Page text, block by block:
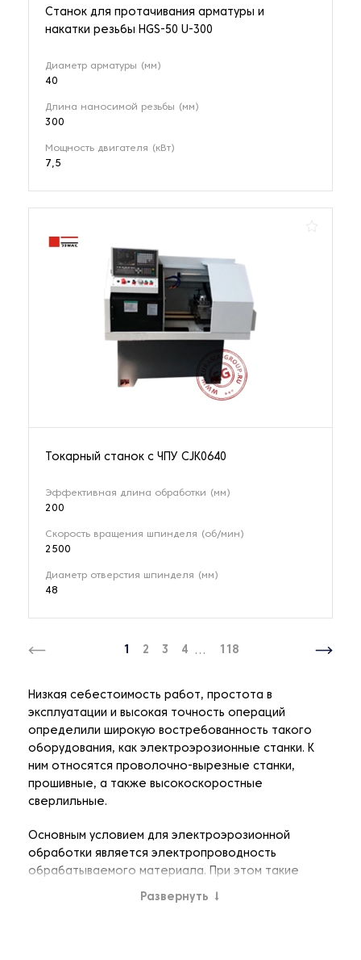
Станок для протачивания арматуры и
накатки резьбы HGS-50 U-300
Диаметр арматуры (мм)
40
Длина наносимой резьбы (мм)
300
Мощность двигателя (кВт)
7,5
Токарный станок с ЧПУ CJK0640
Эффективная длина обработки (мм)
200
Скорость вращения шпинделя (об/мин)
2500
Диаметр отверстия шпинделя (мм)
48
1 2 3 4 ... 118
Низкая себестоимость работ, простота в
эксплуатации и высокая точность операций
определили широкую востребованность такого
оборудования, как электроэрозионные станки. К
ним относятся проволочно-вырезные станки,
прошивные, а также высокоскоростные
сверлильные.
Основным условием для электроэрозионной
обработки является электропроводность
обрабатываемого материала. При этом такие
важные при обычной металлообработке свойства,
Развернуть ↓